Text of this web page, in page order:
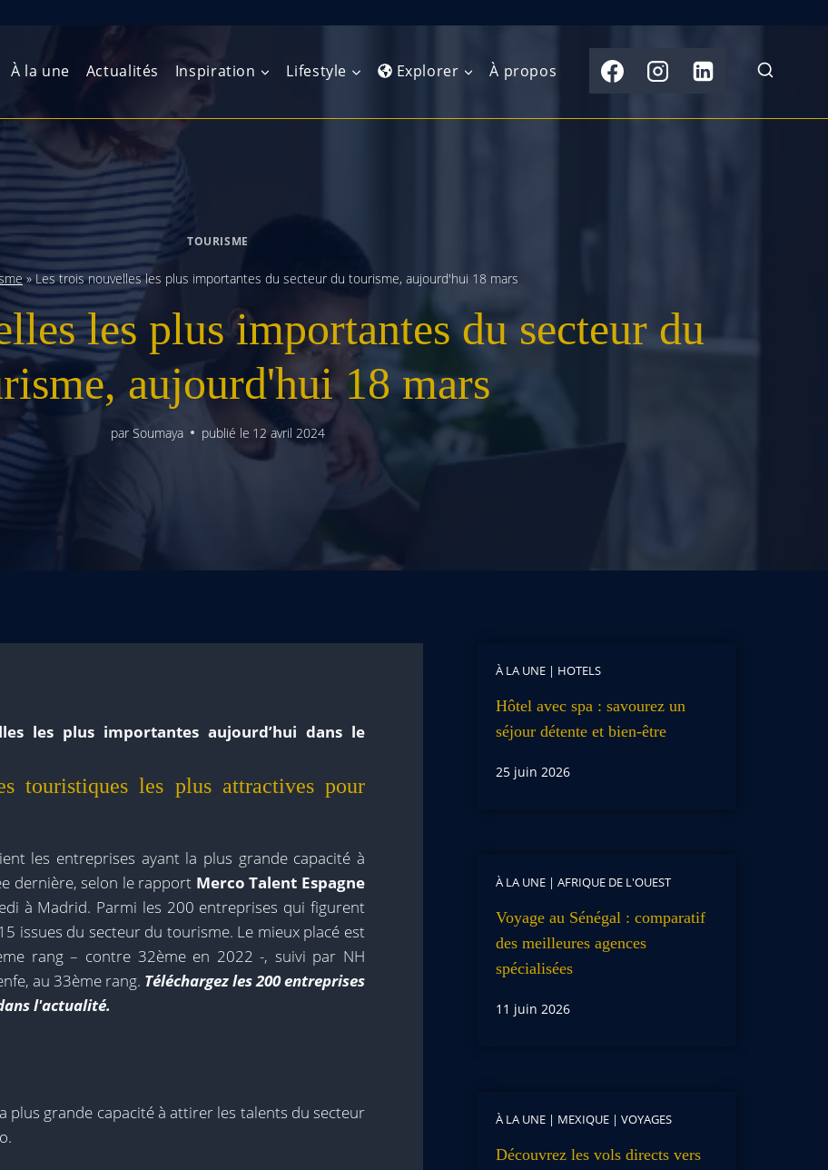
À la une Actualités Inspiration Lifestyle Explorer
Europe de l’Ouest
Europe du Nord
Europe centrale
Europe de l’Est
Balkans
Amérique centrale
Afrique de l’Est
Afrique australe
indien
Asie du Sud-Est
À propos
TOURISME
»Les trois nouvelles les plus importantes du secteur du tourisme, aujourd'hui 18 mars
les plus importantes du secteur du
aujourd'hui 18 mars
par Soumaya publié le 12 avril 2024
les plus importantes aujourd’hui dans le
touristiques les plus attractives pour
les entreprises ayant la plus grande capacité à
dernière, selon le rapport Merco Talent Espagne
à Madrid. Parmi les 200 entreprises qui figurent
issues du secteur du tourisme. Le mieux placé est
rang – contre 32ème en 2022 -, suivi par NH
au 33ème rang. Téléchargez les 200 entreprises
l'actualité.
plus grande capacité à attirer les talents du secteur
À LA UNE| HOTELS
Hôtel avec spa : savourez un
séjour détente et bien-être
25 juin 2026
À LA UNE| AFRIQUE DE L'OUEST
Voyage au Sénégal : comparatif
des meilleures agences
spécialisées
11 juin 2026
À LA UNE| MEXIQUE| VOYAGES
Découvrez les vols directs vers